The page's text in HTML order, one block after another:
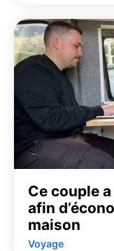
Ce couple
afin
maison
Voyage